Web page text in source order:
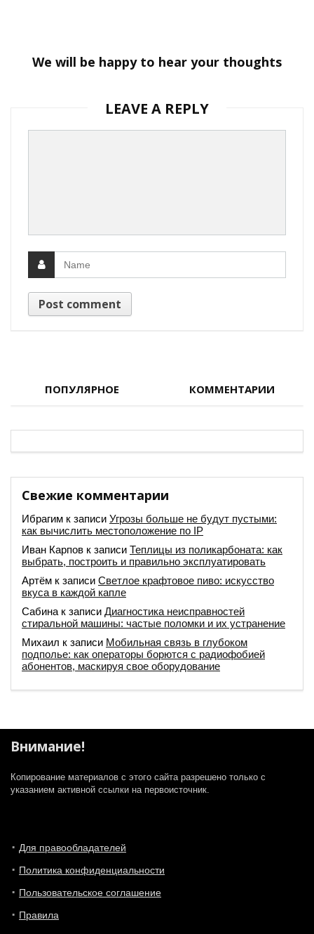
We will be happy to hear your thoughts
LEAVE A REPLY
ПОПУЛЯРНОЕ КОММЕНТАРИИ
Свежие комментарии
Ибрагим к записи Угрозы больше не будут пустыми:
как вычислить местоположение по IP
Иван Карпов к записи Теплицы из поликарбоната: как
выбрать, построить и правильно эксплуатировать
Артём к записи Светлое крафтовое пиво: искусство
вкуса в каждой капле
Сабина к записи Диагностика неисправностей
стиральной машины: частые поломки и их устранение
Михаил к записи Мобильная связь в глубоком
подполье: как операторы борются с радиофобией
абонентов, маскируя свое оборудование
Внимание!
Копирование материалов с этого сайта разрешено только с
указанием активной ссылки на первоисточник.
Для правообладателей
Политика конфиденциальности
Пользовательское соглашение
Правила